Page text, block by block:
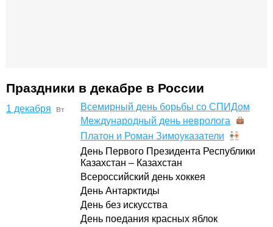
Праздники в декабре в России
1 декабря Вт
Всемирный день борьбы со СПИДом
Международный день невролога
Платон и Роман Зимоуказатели
День Первого Президента Республики
Казахстан – Казахстан
Всероссийский день хоккея
День Антарктиды
День без искусства
День поедания красных яблок